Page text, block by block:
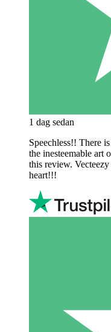
1 dag sedan
Speechless!! There
the inesteemable art
this review.
heart!!!